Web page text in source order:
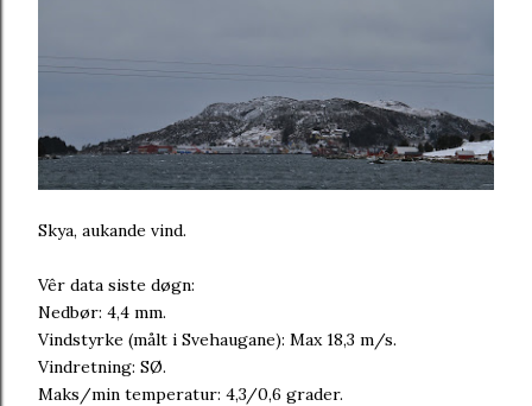
Skya, aukande vind.
Vêr data siste døgn:
Nedbør: 4,4 mm.
Vindstyrke (målt i Svehaugane): Max 18,3 m/s.
Vindretning: SØ.
Maks/min temperatur: 4,3/0,6 grader.